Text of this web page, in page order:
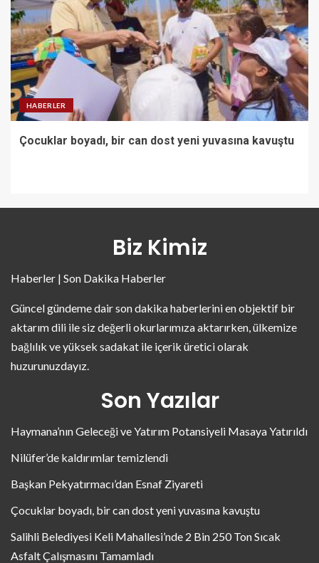
HABERLER
Çocuklar boyadı, bir can dost yeni yuvasına kavuştu
Biz Kimiz
Haberler | Son Dakika Haberler
Güncel gündeme dair son dakika haberlerini en objektif bir
aktarım dili ile siz değerli okurlarımıza aktarırken, ülkemize
bağlılık ve yüksek sadakat ile içerik üretici olarak
huzurunuzdayız.
Son Yazılar
Haymana’nın Geleceği ve Yatırım Potansiyeli Masaya Yatırıldı
Nilüfer’de kaldırımlar temizlendi
Başkan Pekyatırmacı’dan Esnaf Ziyareti
Çocuklar boyadı, bir can dost yeni yuvasına kavuştu
Salihli Belediyesi Keli Mahallesi’nde 2 Bin 250 Ton Sıcak
Asfalt Çalışmasını Tamamladı